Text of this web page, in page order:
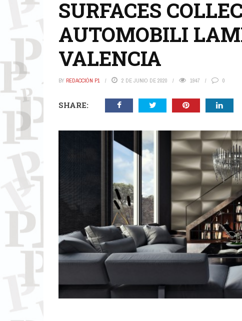
SURFACES
AUTOMOBILI
VALENCIA
BY REDACCIÓN P1 2 DE JUNIO DE 2020 1947 0
SHARE: